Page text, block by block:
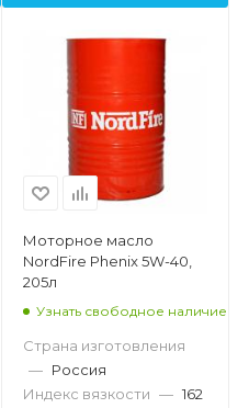
Моторное масло
NordFire Phenix 5W-40,
205л
Узнать свободное наличие
Страна изготовления
— Россия
Индекс вязкости — 162